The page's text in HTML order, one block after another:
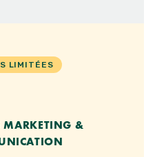
LIMITÉES
MARKETING &